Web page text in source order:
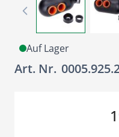
Auf Lager
Art. Nr.